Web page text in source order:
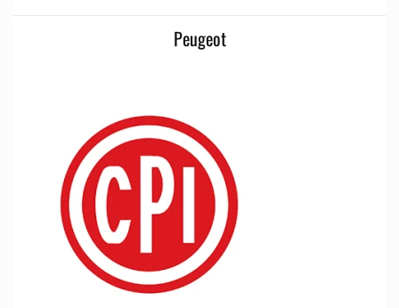
Peugeot